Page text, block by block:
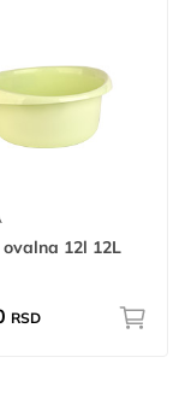
12l 12L
RSD